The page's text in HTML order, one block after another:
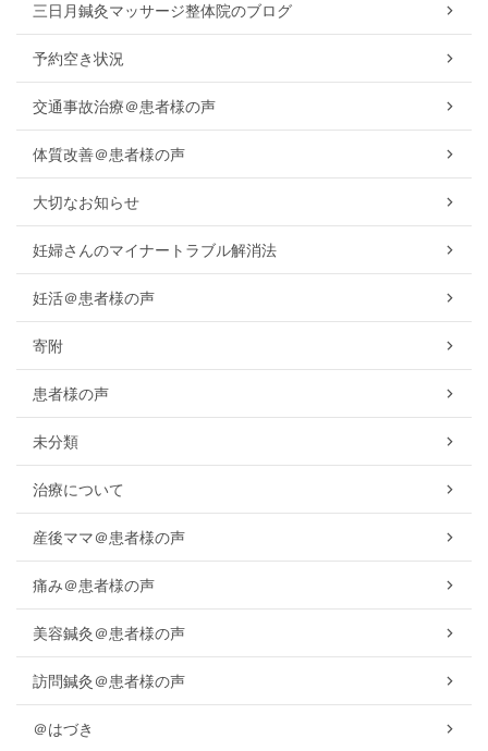
三日月鍼灸マッサージ整体院のブログ
予約空き状況
交通事故治療＠患者様の声
体質改善＠患者様の声
大切なお知らせ
妊婦さんのマイナートラブル解消法
妊活＠患者様の声
寄附
患者様の声
未分類
治療について
産後ママ＠患者様の声
痛み＠患者様の声
美容鍼灸＠患者様の声
訪問鍼灸＠患者様の声
＠はづき